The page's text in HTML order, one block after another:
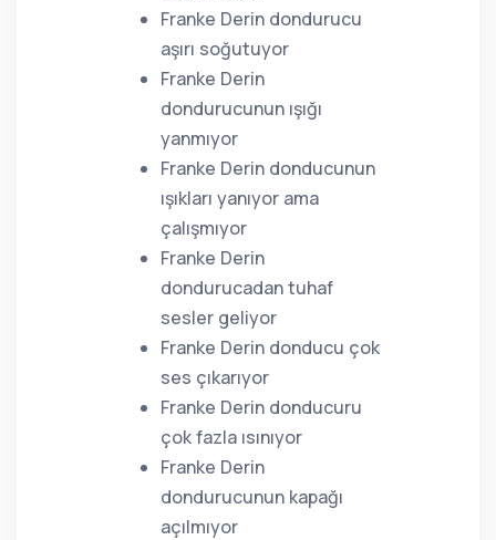
Franke Derin dondurucu
aşırı soğutuyor
Franke Derin
dondurucunun ışığı
yanmıyor
Franke Derin donducunun
ışıkları yanıyor ama
çalışmıyor
Franke Derin
dondurucadan tuhaf
sesler geliyor
Franke Derin donducu çok
ses çıkarıyor
Franke Derin donducuru
çok fazla ısınıyor
Franke Derin
dondurucunun kapağı
açılmıyor